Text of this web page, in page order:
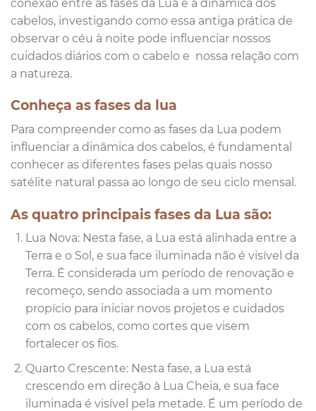
conexão entre as fases da Lua e a dinâmica dos
cabelos, investigando como essa antiga prática de
observar o céu à noite pode influenciar nossos
cuidados diários com o cabelo e nossa relação com
a natureza.
Conheça as fases da lua
Para compreender como as fases da Lua podem
influenciar a dinâmica dos cabelos, é fundamental
conhecer as diferentes fases pelas quais nosso
satélite natural passa ao longo de seu ciclo mensal.
As quatro principais fases da Lua são:
Lua Nova: Nesta fase, a Lua está alinhada entre a
Terra e o Sol, e sua face iluminada não é visível da
Terra. É considerada um período de renovação e
recomeço, sendo associada a um momento
propício para iniciar novos projetos e cuidados
com os cabelos, como cortes que visem
fortalecer os fios.
Quarto Crescente: Nesta fase, a Lua está
crescendo em direção à Lua Cheia, e sua face
iluminada é visível pela metade. É um período de